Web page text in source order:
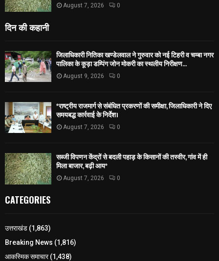
August 7, 2026 0
दिन की कहानी
जिलाधिकारी नितिका खण्डेलवाल ने गुरुवार को नई टिहरी व चम्बा नगर
पालिका के कूड़ा डम्पिंग जोन मोकरी का स्थलीय निरीक्षण...
August 9, 2026 0
*राष्ट्रीय राजमार्ग से संबंधित प्रकरणों की समीक्षा, जिलाधिकारी ने दिए
समयबद्ध कार्रवाई के निर्देश।
August 7, 2026 0
सब्जी विपणन केंद्रों से बदली पहाड़ के किसानों की तस्वीर, गांव में ही
मिला बाजार, बढ़ी आय*
August 7, 2026 0
CATEGORIES
उत्तराखंड (1,863)
Breaking News (1,816)
आकस्मिक समाचार(1,438)